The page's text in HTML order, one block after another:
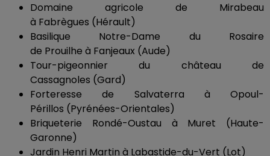
Domaine agricole de Mirabeau
à Fabrègues (Hérault)
Basilique Notre-Dame du Rosaire
de Prouilhe à Fanjeaux (Aude)
Tour-pigeonnier du château de
Cassagnoles (Gard)
Forteresse de Salvaterra à Opoul-
Périllos (Pyrénées-Orientales)
Briqueterie Rondé-Oustau à Muret (Haute-
Garonne)
Jardin Henri Martin à Labastide-du-Vert (Lot)